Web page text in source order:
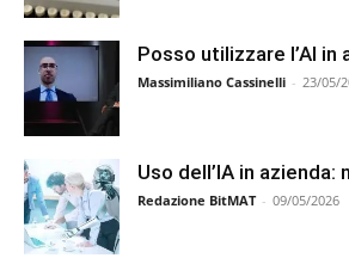
Posso utilizzare l’AI in
Massimiliano Cassinelli - 23/05/
Uso dell’IA in azienda:
Redazione BitMAT - 09/05/2026